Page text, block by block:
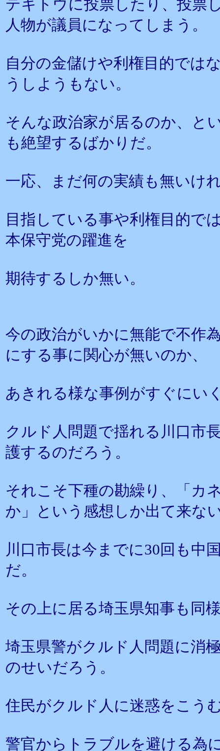
テキトウに投票したり、投票
人物が議員になってしまう。
自分の金儲けや利権目的では
うしようもない。
そんな政治家が居るのか、と
も絶望するばかりだ。
一応、まだ何の実績も無いけ
目指している事や利権目的で
本保守党の躍進を
期待するしか無い。
今の政治がいかに無能で不作
にする事に関心が無いのか、
あきれる様な事例がすぐにい
クルド人問題で揺れる川口市
護するのだろう。
それこそ下種の勘繰り、「カ
か」という感想しか出て来な
川口市長は今までに30回も中
だ。
その上に居る埼玉県知事も同
埼玉県警がクルド人問題に消
のせいだろう。
住民がクルド人に迷惑をこう
警官からトラブルを避ける為